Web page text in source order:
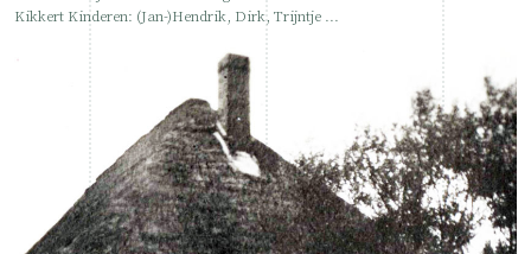
Kikkert Kinderen: (Jan-)Hendrik, Dirk, Trijntje ...